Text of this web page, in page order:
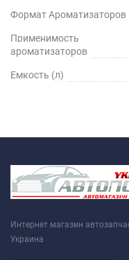
Формат Ароматизаторов
Применимость
ароматизаторов
Емкость (л)
Интернет магазин
Украина